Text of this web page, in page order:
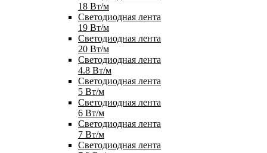
18 Вт/м
Светодиодная лента
19 Вт/м
Светодиодная лента
20 Вт/м
Светодиодная лента
4.8 Вт/м
Светодиодная лента
5 Вт/м
Светодиодная лента
6 Вт/м
Светодиодная лента
7 Вт/м
Светодиодная лента